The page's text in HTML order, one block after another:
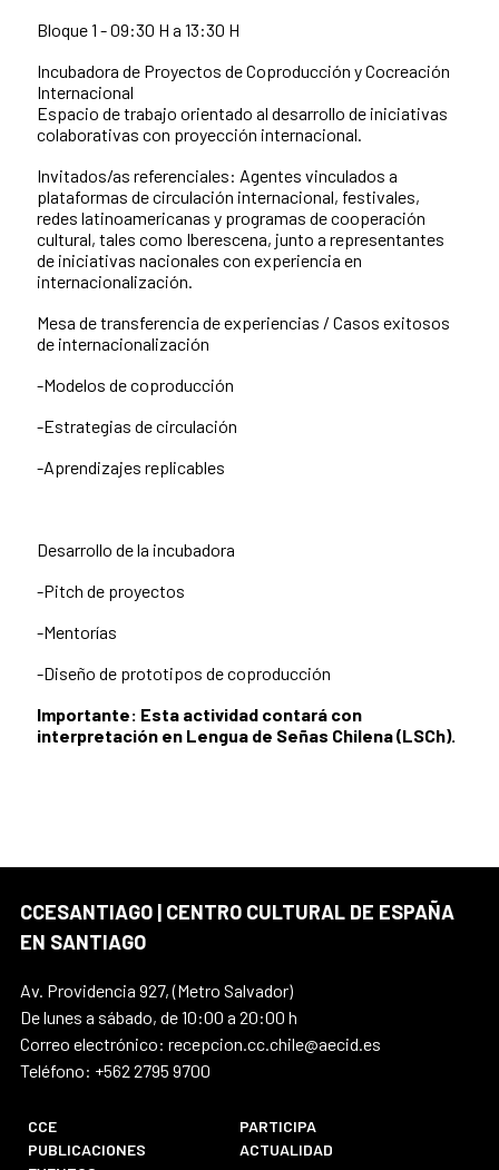
Bloque 1 - 09:30 H a 13:30 H
Incubadora de Proyectos de Coproducción y Cocreación
Internacional
Espacio de trabajo orientado al desarrollo de iniciativas
colaborativas con proyección internacional.
Invitados/as referenciales: Agentes vinculados a
plataformas de circulación internacional, festivales,
redes latinoamericanas y programas de cooperación
cultural, tales como Iberescena, junto a representantes
de iniciativas nacionales con experiencia en
internacionalización.
Mesa de transferencia de experiencias / Casos exitosos
de internacionalización
-Modelos de coproducción
-Estrategias de circulación
-Aprendizajes replicables
Desarrollo de la incubadora
-Pitch de proyectos
-Mentorías
-Diseño de prototipos de coproducción
Importante: Esta actividad contará con
interpretación en Lengua de Señas Chilena (LSCh).
CCESANTIAGO | CENTRO CULTURAL DE ESPAÑA
EN SANTIAGO
Av. Providencia 927, (Metro Salvador)
De lunes a sábado, de 10:00 a 20:00 h
Correo electrónico: recepcion.cc.chile@aecid.es
Teléfono: +562 2795 9700
CCE
PARTICIPA
PUBLICACIONES
ACTUALIDAD